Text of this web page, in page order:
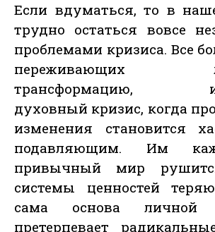
Если вдуматься, то в
трудно остаться вовсе
проблемами кризиса. Все
переживающих
трансформацию,
духовный кризис, когда
изменения становится
подавляющим. Им
привычный мир
системы ценностей
сама основа личной
претерпевает